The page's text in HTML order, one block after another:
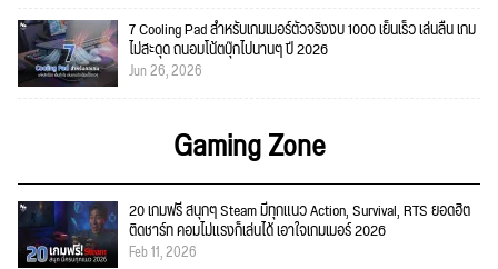
7 Cooling Pad สำหรับเกมเมอร์ตัวจริงงบ 1000 เย็นเร็ว เล่นลื่น เกม
ไม่สะดุด ถนอมโน้ตบุ๊กไปนานๆ ปี 2026
Jun 26, 2026
Gaming Zone
20 เกมฟรี สนุกๆ Steam มีทุกแนว Action, Survival, RTS ยอดฮิต
ติดชาร์ท คอมไม่แรงก็เล่นได้ เอาใจเกมเมอร์ 2026
Feb 11, 2026